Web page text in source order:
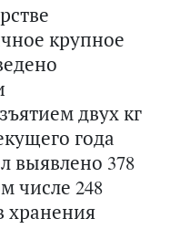
крупное
двух кг
года
выявлено 378
числе 248
хранения